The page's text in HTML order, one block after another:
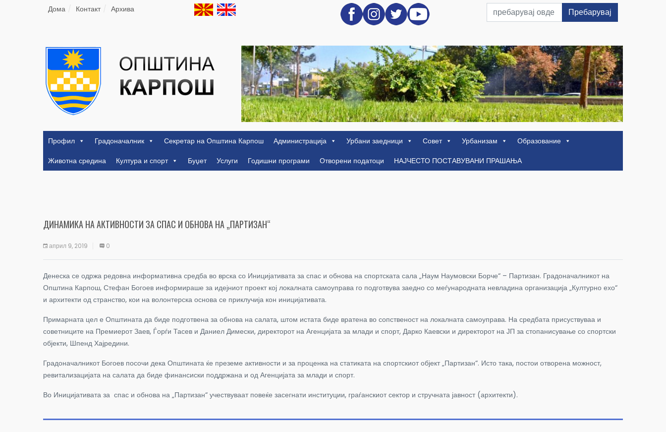
Дома Контакт Архива Пребарувај
Профил Градоначалник Секретар на Општина Карпош Администрација Урбани заедници Совет Урбанизам
Образование
Животна средина
Култура и спорт Буџет Услуги Годишни програми Отворени податоци НАЈЧЕСТО ПОСТАВУВАНИ ПРАШАЊА
ДИНАМИКА НА АКТИВНОСТИ ЗА СПАС И ОБНОВА НА „ПАРТИЗАН“
април 9, 2019 0
Денеска се одржа редовна информативна средба во врска со Иницијативата за спас и обнова на спортската сала „Наум Наумовски Борче“ – Партизан. Градоначалникот на
Општина Карпош, Стефан Богоев информираше за идејниот проект кој локалната самоуправа го подготвува заедно со меѓународната невладина организација „Културно ехо“
и архитекти од странство, кои на волонтерска основа се приклучија кон иницијативата.
Примарната цел е Општината да биде подготвена за обнова на салата, штом истата биде вратена во сопственост на локалната самоуправа. На средбата присуствуваа и
советниците на Премиерот Заев, Ѓорѓи Тасев и Даниел Димески, директорот на Агенцијата за млади и спорт, Дарко Каевски и директорот на ЈП за стопанисување со спортски
објекти, Шпенд Хајредини.
Градоначалникот Богоев посочи дека Општината ќе преземе активности и за проценка на статиката на спортскиот објект „Партизан“. Исто така, постои отворена можност,
ревитализацијата на салата да биде финансиски поддржана и од Агенцијата за млади и спорт.
Во Иницијативата за спас и обнова на „Партизан“ учествуваат повеќе засегнати институции, граѓанскиот сектор и стручната јавност (архитекти).